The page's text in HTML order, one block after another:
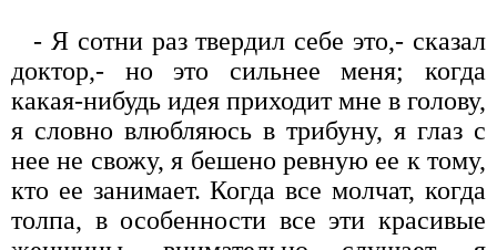
- Я сотни раз твердил себе это,- сказал
доктор,- но это сильнее меня; когда
какая-нибудь идея приходит мне в голову,
я словно влюбляюсь в трибуну, я глаз с
нее не свожу, я бешено ревную ее к тому,
кто ее занимает. Когда все молчат, когда
толпа, в особенности все эти красивые